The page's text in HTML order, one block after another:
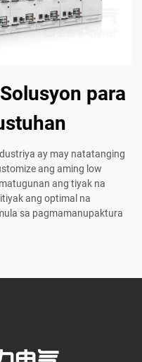
para
ay may natatanging
ang aming low
ang tiyak na
ang optimal na
sa pagmamanupaktura